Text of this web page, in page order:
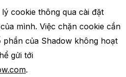
cookie thông qua cài đặt
mình. Việc chặn cookie cần
của Shadow không hoạt
gửi tới
.